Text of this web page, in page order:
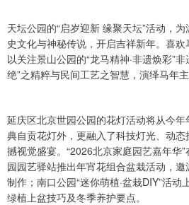
天坛公园的“启岁迎新 缘聚天坛”活动，
史文化与神秘传说，开启吉祥新年。喜
以关注景山公园的“龙马精神·非遗焕彩”
绝”之精粹与民间工艺之智慧，演绎马年主
延庆区北京世园公园的花灯活动将从今
典自贡花灯外，更融入了科技灯光、动
撼视觉盛宴。“2026北京家庭园艺嘉年华
园园艺驿站推出年宵花组合盆栽活动，
制作；南口公园“迷你萌植·盆栽DIY”活
绿植上盆技巧及冬季养护要点。